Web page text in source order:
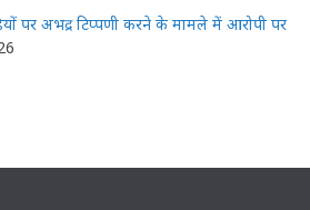
पर अभद्र टिप्पणी करने के मामले में आरोपी पर